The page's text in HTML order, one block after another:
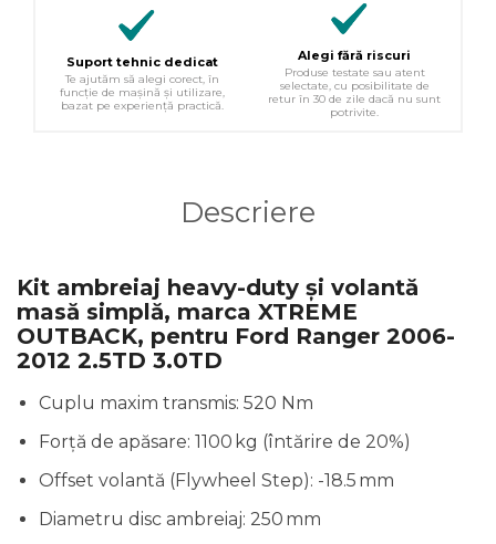
Suport tehnic dedicat
Te ajutăm să alegi corect, în
funcție de mașină și utilizare,
bazat pe experiență practică.
Alegi fără riscuri
Produse testate sau atent
selectate, cu posibilitate de
retur în 30 de zile dacă nu sunt
potrivite.
Descriere
Kit ambreiaj heavy-duty şi volantă
masă simplă, marca XTREME
OUTBACK, pentru Ford Ranger 2006-
2012 2.5TD 3.0TD
Cuplu maxim transmis: 520 Nm
Forță de apăsare: 1100 kg (întărire de 20%)
Offset volantă (Flywheel Step): -18.5 mm
Diametru disc ambreiaj: 250 mm